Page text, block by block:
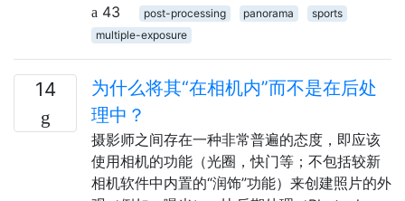
43
post-processing panorama
sports
multiple-exposure
14
为什么将其“在相机内”而不是在后处
理中？
摄影师之间存在一种非常普遍的态度，即应该
使用相机的功能（光圈，快门等；不包括较新
相机软件中内置的“润饰”功能）来创建照片的外